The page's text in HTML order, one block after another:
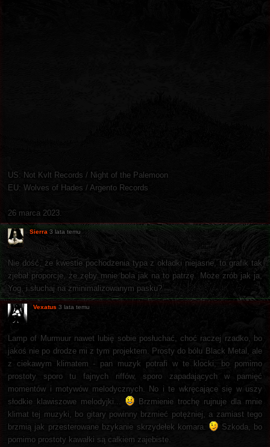
US: Not Kvlt Records / Night of the Palemoon
EU: Wolves of Hades / Argento Records
26 marca 2023.
Sierra 3 lata temu
Nie dość, że kwestie pochodzenia typa z okładki niejasne, to grafik tak
zjebał proporcje, że zęby mnie bola jak na to patrzę. Może zrób jak ja,
Yog, i słuchaj na zminimalizowanym pasku?
Vexatus 3 lata temu
Lamp of Murmuur nawet lubię sobie posłuchać, choć raczej rzadko, bo
jakoś nie po drodze mi z tym projektem. Prosty do bólu Black Metal, ale
z ciekawym klimatem - pan muzyk potrafi w te klocki, bo pomimo
prostoty sporo tu fajnych riffów, sporo zapadających w pamięć
momentów i motywów melodycznych. No i te wkręcające się w uszy
słodkie klawiszowe melodyjki...
Brzmienie trochę rujnuje dla mnie
klimat tej muzyki, bo gitary powinny brzmieć potężniej, a zamiast tego
brzmią jak przesterowane bzykanie skrzydełek komara.
Szkoda, bo
pomimo prostoty kawałki są całkiem zajebiste.